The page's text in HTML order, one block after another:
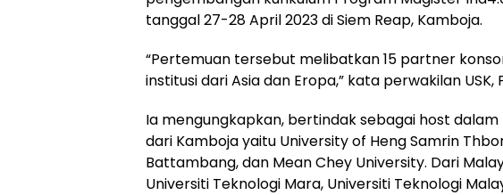
tanggal 27-28 April 2023 di Siem Reap, Kamboja.
“Pertemuan tersebut melibatkan 15 partner
institusi dari Asia dan Eropa,” kata perwakilan USK,
Ia mengungkapkan, bertindak sebagai host
dari Kamboja yaitu University of Heng Samrin
Battambang, dan Mean Chey University. Dari
Universiti Teknologi Mara, Universiti Teknologi